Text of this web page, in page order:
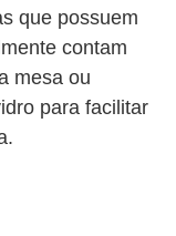
que possuem
contam
mesa ou
para facilitar